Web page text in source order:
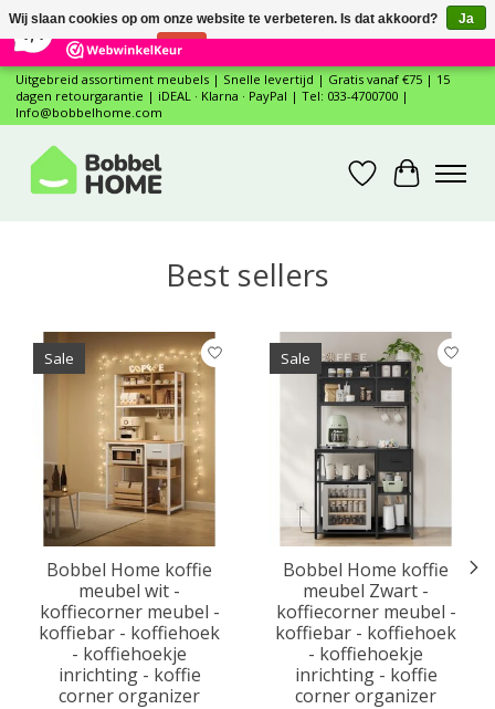
12 Reviews ×
Uitgebreid assortiment meubels | Snelle levertijd | Gratis vanaf €75 | 15
dagen retourgarantie | iDEAL · Klarna · PayPal | Tel: 033-4700700 |
Info@bobbelhome.com
Verlanglijst
Best sellers
Items van productcarrousel
Sale
Bobbel Home koffie
meubel wit -
koffiecorner meubel -
koffiebar - koffiehoek
- koffiehoekje
inrichting - koffie
corner organizer
Sale
Bobbel Home koffie
meubel Zwart -
koffiecorner meubel -
koffiebar - koffiehoek
- koffiehoekje
inrichting - koffie
corner organizer
Wij slaan cookies op om onze website te verbeteren. Is dat akkoord?
Ja
Nee